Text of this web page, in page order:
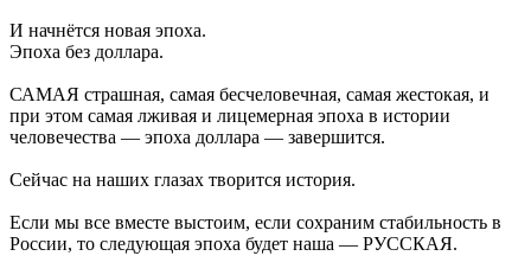
И начнётся новая эпоха.
Эпоха без доллара.
САМАЯ страшная, самая бесчеловечная, самая жестокая, и
при этом самая лживая и лицемерная эпоха в истории
человечества — эпоха доллара — завершится.
Сейчас на наших глазах творится история.
Если мы все вместе выстоим, если сохраним стабильность в
России, то следующая эпоха будет наша — РУССКАЯ.